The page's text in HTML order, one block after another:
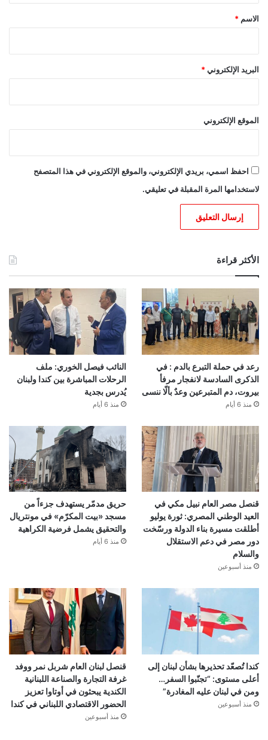
*
الاسم *
البريد الإلكتروني *
الموقع الإلكتروني
احفظ اسمي، بريدي الإلكتروني، والموقع الإلكتروني في هذا المتصفح
لاستخدامها المرة المقبلة في تعليقي.
الأكثر قراءة
رعد في حملة التبرع بالدم : في
الذكرى السادسة لانفجار مرفأ
بيروت، دم المتبرعين وعدٌ بألّا ننسى
منذ 6 أيام
النائب فيصل الخوري: ملف
الرحلات المباشرة بين كندا ولبنان
يُدرس بجدية
منذ 6 أيام
قنصل مصر العام نبيل مكي في
العيد الوطني المصري: ثورة يوليو
أطلقت مسيرة بناء الدولة ورسّخت
دور مصر في دعم الاستقلال
والسلام
منذ أسبوعين
حريق مدمّر يستهدف جزءاً من
مسجد «بيت المكرّم» في مونتريال
والتحقيق يشمل فرضية الكراهية
منذ 6 أيام
كندا تُصعّد تحذيرها بشأن لبنان إلى
أعلى مستوى: “تجنّبوا السفر…
ومن في لبنان عليه المغادرة”
منذ أسبوعين
قنصل لبنان العام شربل نمر ووفد
غرفة التجارة والصناعة اللبنانية
الكندية يبحثون في أوتاوا تعزيز
الحضور الاقتصادي اللبناني في كندا
منذ أسبوعين